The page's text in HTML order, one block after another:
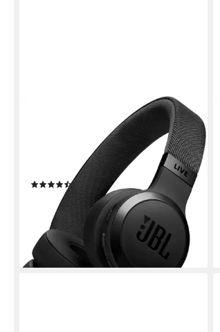
LIVE 670NC On-Ear-Kopfhörer
Sitzart
Gewicht
(14)
87,03 € UVP 129,99 €
lieferbar - in 3-4 Werktagen bei dir